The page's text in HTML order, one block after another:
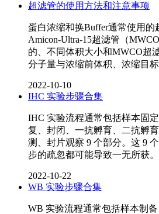
超滤管的使用方法和注意事项
蛋白浓缩和换Buffer通常使用的
Amicon-Ultra-15超滤管（
的、不同体积大小和MWCO超
分子量与浓缩前体积、浓缩目标
2022-10-10
IHC 实验步骤合集
IHC 实验流程通常包括样本固
复、封闭、一抗孵育、二抗孵
测、封片观察 9 个部分。这 9
步的疏忽都可能导致一无所获。
2022-10-22
WB 实验步骤合集
WB 实验流程通常包括样本制备